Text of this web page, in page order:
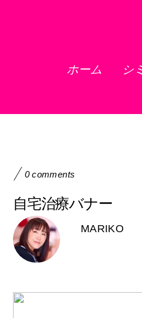
ホーム シ
0 comments
自宅治療バナー
MARIKO